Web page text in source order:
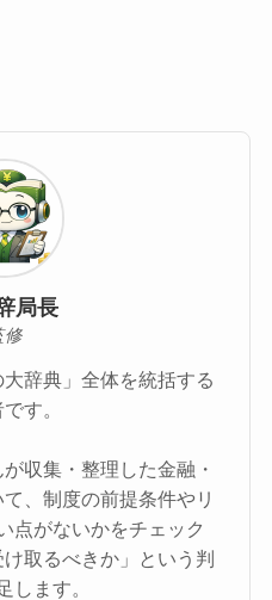
局長
修
辞典」全体を統括する
す。
収集・整理した金融・
、制度の前提条件やリ
点がないかをチェック
取るべきか」という判
します。